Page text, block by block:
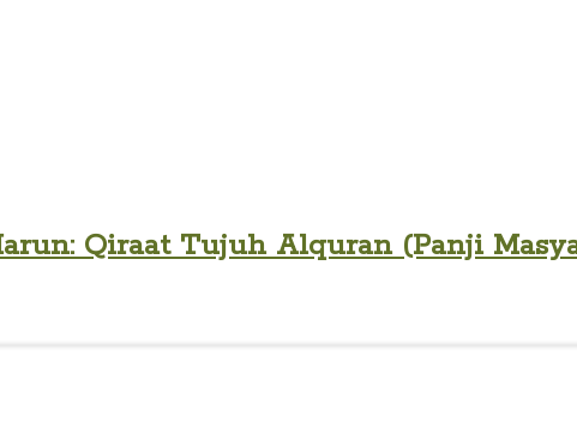
Qiraat Tujuh Alquran (Panji